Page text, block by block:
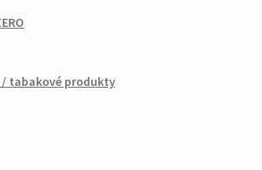
tabakové produkty